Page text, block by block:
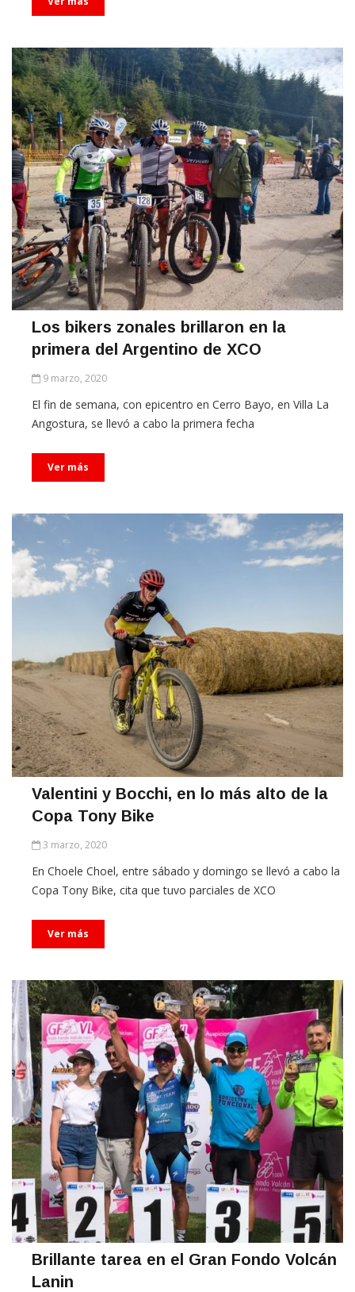
Los bikers zonales brillaron en la
primera del Argentino de XCO
9 marzo, 2020
El fin de semana, con epicentro en Cerro Bayo, en Villa La
Angostura, se llevó a cabo la primera fecha
Ver más
Valentini y Bocchi, en lo más alto de la
Copa Tony Bike
3 marzo, 2020
En Choele Choel, entre sábado y domingo se llevó a cabo la
Copa Tony Bike, cita que tuvo parciales de XCO
Ver más
Brillante tarea en el Gran Fondo Volcán
Lanin